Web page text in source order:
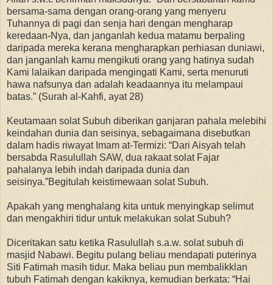
bersama-sama dengan orang-orang yang menyeru
Tuhannya di pagi dan senja hari dengan mengharap
keredaan-Nya, dan janganlah kedua matamu berpaling
daripada mereka kerana mengharapkan perhiasan duniawi,
dan janganlah kamu mengikuti orang yang hatinya sudah
Kami lalaikan daripada mengingati Kami, serta menuruti
hawa nafsunya dan adalah keadaannya itu melampaui
batas.” (Surah al-Kahfi, ayat 28)
Keutamaan solat Subuh diberikan ganjaran pahala melebihi
keindahan dunia dan seisinya, sebagaimana disebutkan
dalam hadis riwayat Imam at-Termizi: “Dari Aisyah telah
bersabda Rasulullah SAW, dua rakaat solat Fajar
pahalanya lebih indah daripada dunia dan
seisinya.”Begitulah keistimewaan solat Subuh.
Apakah yang menghalang kita untuk menyingkap selimut
dan mengakhiri tidur untuk melakukan solat Subuh?
Diceritakan satu ketika Rasulullah s.a.w. solat subuh di
masjid Nabawi. Begitu pulang beliau mendapati puterinya
Siti Fatimah masih tidur. Maka beliau pun membalikklan
tubuh Fatimah dengan kakiknya, kemudian berkata: “Hai